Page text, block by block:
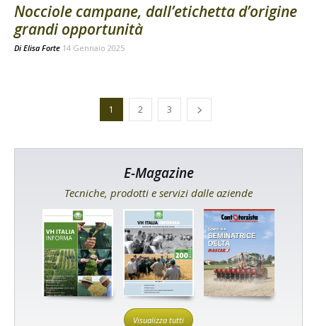
Nocciole campane, dall’etichetta d’origine
grandi opportunità
Di Elisa Forte 14 Gennaio 2025
1 2 3
E-Magazine
Tecniche, prodotti e servizi dalle aziende
Visualizza tutti